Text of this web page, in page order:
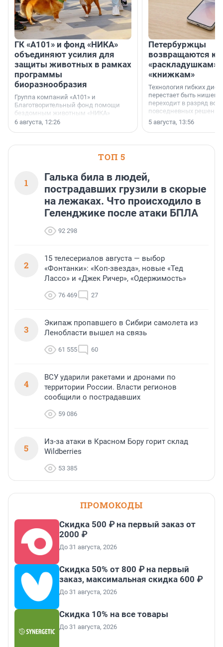
ГК «А101» и фонд «НИКА»
объединяют усилия для
защиты животных в рамках
программы
биоразнообразия
Группа компаний «А101» и
Благотворительный фонд помощи
бездомным животным «НИКА»
заключили соглашение о
6 августа, 12:26
Петербуржцы
возвращаются к
«раскладушкам»
«книжкам»
Технология гибких
перестает быть
переходит в разряд
повседневных
5 августа, 13:56
ТОП 5
1
Галька била в людей,
пострадавших грузили в скорые
на лежаках. Что происходило в
Геленджике после атаки БПЛА
92 298
2
15 телесериалов августа — выбор
«Фонтанки»: «Коп-звезда», новые «Тед
Лассо» и «Джек Ричер», «Одержимость»
76 469 27
3
Экипаж пропавшего в Сибири самолета из
Ленобласти вышел на связь
61 555 60
4
ВСУ ударили ракетами и дронами по
территории России. Власти регионов
сообщили о пострадавших
59 086
5
Из-за атаки в Красном Бору горит склад
Wildberries
53 385
ПРОМОКОДЫ
Скидка 500 ₽ на первый заказ от
2000 ₽
До 31 августа, 2026
Скидка 50% от 800 ₽ на первый
заказ, максимальная скидка 600 ₽
До 31 августа, 2026
Скидка 10% на все товары
До 31 августа, 2026